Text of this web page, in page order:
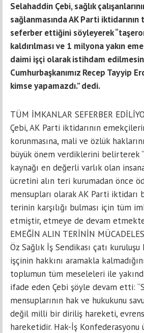
Selahaddin Çebi, sağlık
sağlanmasında AK Parti iktidarının
seferber ettiğini söyleyerek
kaldırılması ve 1 milyona yakın
daimi işçi olarak istihdam
Cumhurbaşkanımız Recep Tayyip
kimse yapamazdı.” dedi.
TÜM İMKANLAR SEFERBER
Çebi, AK Parti iktidarının
korunmasına, mali ve özlük
büyük önem verdiklerini belirterek
kaynağı en değerli varlık olan
ücretini alın teri kurumadan önce
mensupları olarak AK Parti iktidarı
terinin karşılığı bulması için tüm
etmiştir, etmeye de devam
EMEĞİN ALIN TERİNİN
Öz Sağlık İş Sendikası çatı kuruluşu
işçinin hakkını aramakla
toplumun tüm meseleleri ile
ifade eden Çebi şöyle devam etti:
mensuplarının hak ve hukukunu
değil milli bir diriliş hareketi,
hareketidir. Hak-İş